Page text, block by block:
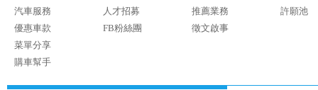
汽車服務
優惠車款
菜單分享
購車幫手
人才招募
FB粉絲團
推薦業務
徵文啟事
許願池